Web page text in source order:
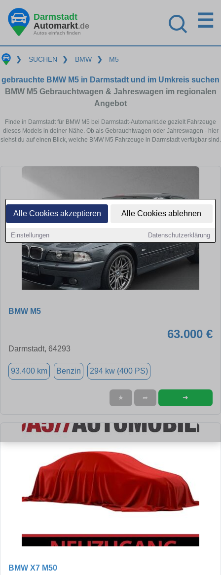
Alle Cookies akzeptieren Alle Cookies ablehnen
Einstellungen Datenschutzerklärung
Darmstadt
Automarkt.de
Autos einfach finden
☰
❯ SUCHEN ❯ BMW ❯ M5
gebrauchte BMW M5 in Darmstadt und im Umkreis suchen
BMW M5 Gebrauchtwagen & Jahreswagen im regionalen
Angebot
Finde in Darmstadt für BMW M5 bei Darmstadt-Automarkt.de gezielt Fahrzeuge
dieses Models in deiner Nähe. Ob als Gebrauchtwagen oder Jahreswagen - hier
siehst du auf einen Blick, welche BMW M5 Fahrzeuge in Darmstadt verfügbar sind.
BMW M5
63.000 €
Darmstadt, 64293
93.400 km Benzin 294 kw (400 PS)
★ ➦ ➜
BMW X7 M50